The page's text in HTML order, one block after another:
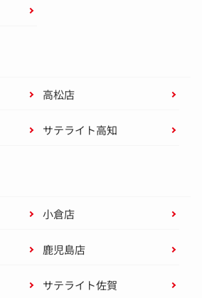
高松店
サテライト高知
小倉店
鹿児島店
サテライト佐賀